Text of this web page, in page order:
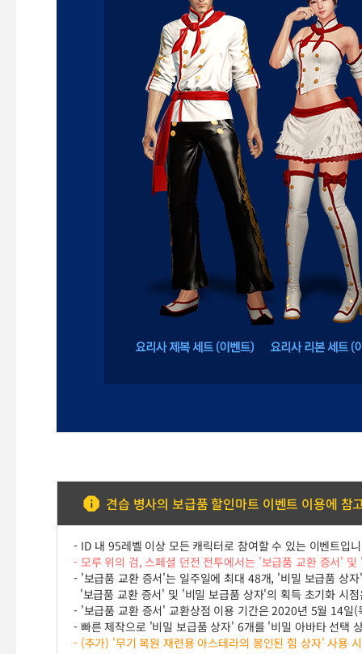
견습 병사의 보급품 할인마트 이벤트 이용에 참
- ID 내 95레벨 이상 모든 캐릭터로 참여할 수 있는 이벤트입
- 모루 위의 검, 스페셜 던전 전투에서는 '보급품 교환 증서'
- '보급품 교환 증서'는 일주일에 최대 48개, '비밀 보급품 상
'보급품 교환 증서' 및 '비밀 보급품 상자'의 획득 초기화 시
- '보급품 교환 증서' 교환상점 이용 기간은 2020년 5월 14일(
- 빠른 제작으로 '비밀 보급품 상자' 6개를 '비밀 아바타 선택
- (추가) '무기 복원 재련용 아스테라의 봉인된 힘 상자' 사용